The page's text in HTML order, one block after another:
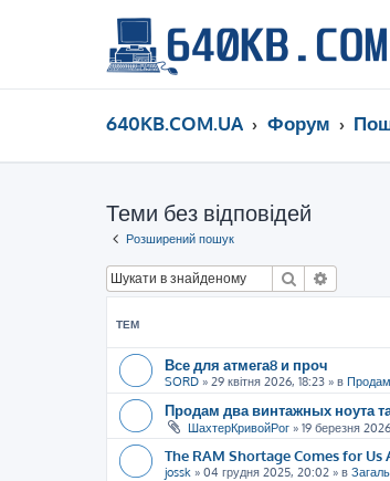
640KB.COM.UA Форум
Теми без відповідей
Розширений пошук
Пошук
ТЕМ
Все для атмега8 и проч
SORD » 29 квітня 2026, 18:23 » в Продам
Продам два винтажных ноута
ШахтерКривойРог » 19 березня
The RAM Shortage Comes for Us
jossk » 04 грудня 2025, 20:02 » в